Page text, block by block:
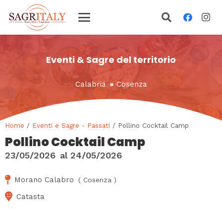
Eventi & Sagre del territorio
Calabria ● Cosenza
Home / Eventi e Sagre - Passati / Pollino Cocktail Camp
Pollino Cocktail Camp
23/05/2026 al 24/05/2026
Morano Calabro ( Cosenza )
Catasta